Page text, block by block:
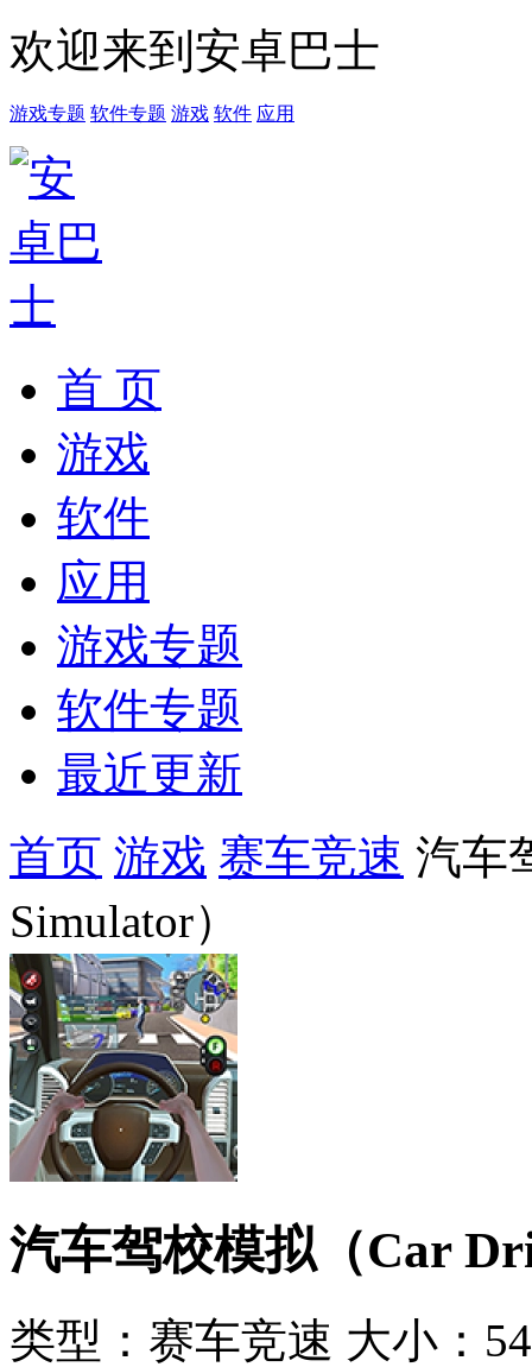
欢迎来到安卓巴士
游戏专题 软件专题 游戏 软件 应用
首 页
游戏
软件
应用
游戏专题
软件专题
最近更新
首页 游戏 赛车竞速 汽车
Simulator）
汽车驾校模拟（Car
类型：赛车竞速 大小：